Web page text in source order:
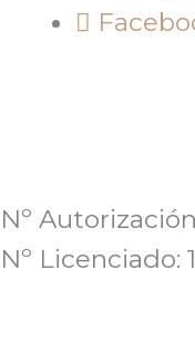
Nº
Nº Licenciado: